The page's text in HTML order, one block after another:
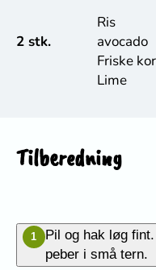
Ris
2 stk.
avocado
Friske
Lime
Tilberedning
1
Pil og hak løg
peber i små tern.